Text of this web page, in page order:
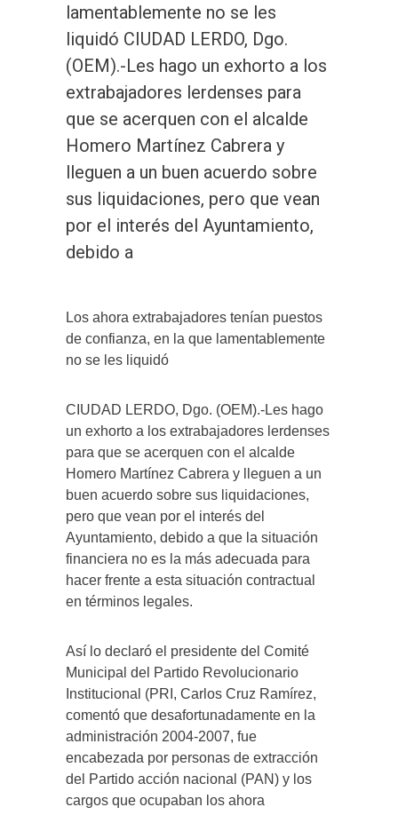
lamentablemente no se les
liquidó CIUDAD LERDO, Dgo.
(OEM).-Les hago un exhorto a los
extrabajadores lerdenses para
que se acerquen con el alcalde
Homero Martínez Cabrera y
lleguen a un buen acuerdo sobre
sus liquidaciones, pero que vean
por el interés del Ayuntamiento,
debido a
Los ahora extrabajadores tenían puestos
de confianza, en la que lamentablemente
no se les liquidó
CIUDAD LERDO, Dgo. (OEM).-Les hago
un exhorto a los extrabajadores lerdenses
para que se acerquen con el alcalde
Homero Martínez Cabrera y lleguen a un
buen acuerdo sobre sus liquidaciones,
pero que vean por el interés del
Ayuntamiento, debido a que la situación
financiera no es la más adecuada para
hacer frente a esta situación contractual
en términos legales.
Así lo declaró el presidente del Comité
Municipal del Partido Revolucionario
Institucional (PRI, Carlos Cruz Ramírez,
comentó que desafortunadamente en la
administración 2004-2007, fue
encabezada por personas de extracción
del Partido acción nacional (PAN) y los
cargos que ocupaban los ahora